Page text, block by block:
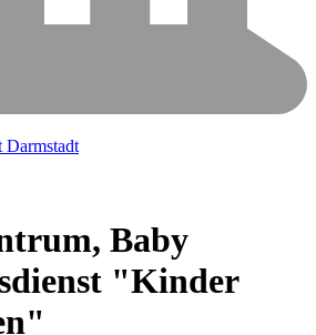
Darmstadt
Baby
"Kinder